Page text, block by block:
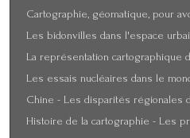
Cartographie, géomatique, pour
Les bidonvilles dans l'espace
La représentation cartographique
Les essais nucléaires dans le
Chine - Les disparités régionales
Histoire de la cartographie - Les